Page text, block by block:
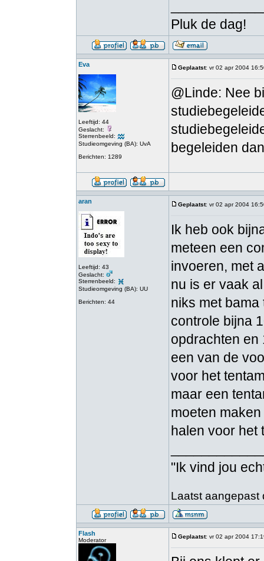
Pluk de dag!
Eva
Leeftijd: 44
Geslacht:
Sterrenbeeld:
Studieomgeving (BA): UvA
Berichten: 1289
Geplaatst: vr 02 apr 2004
@Linde: Nee
begeleiden
aran
Leeftijd: 43
Geslacht:
Sterrenbeeld:
Studieomgeving (BA): UU
Berichten: 44
Geplaatst: vr 02 apr 2004
Ik heb ook
meteen een
invoeren, met
nu is er vaak
niks met
controle bijna
opdrachten en
een van de
voor het
maar een
moeten
halen voor het
"Ik vind jou
Laatst aangepast
Flash
Moderator
Geplaatst: vr 02 apr 2004